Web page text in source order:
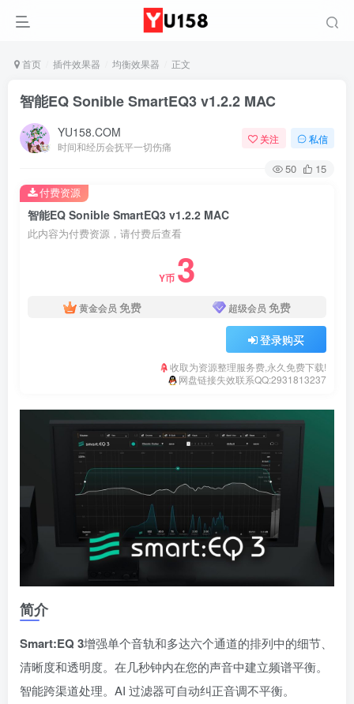
首页 插件效果器 均衡效果器 正文
智能EQ Sonible SmartEQ3 v1.2.2 MAC
YU158.COM
时间和经历会抚平一切伤痛
关注 私信
50 15
智能EQ Sonible SmartEQ3 v1.2.2 MAC
此内容为付费资源，请付费后查看
Y币 3
黄金会员 免费 超级会员 免费
登录购买
收取为资源整理服务费,永久免费下载!
网盘链接失效联系QQ:2931813237
付费资源
简介
Smart:EQ 3增强单个音轨和多达六个通道的排列中的细节、
清晰度和透明度。在几秒钟内在您的声音中建立频谱平衡。
智能跨渠道处理。AI 过滤器可自动纠正音调不平衡。